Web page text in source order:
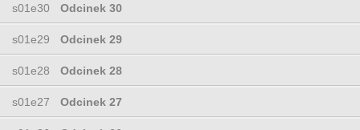
s01e30 Odcinek 30
s01e29 Odcinek 29
s01e28 Odcinek 28
s01e27 Odcinek 27